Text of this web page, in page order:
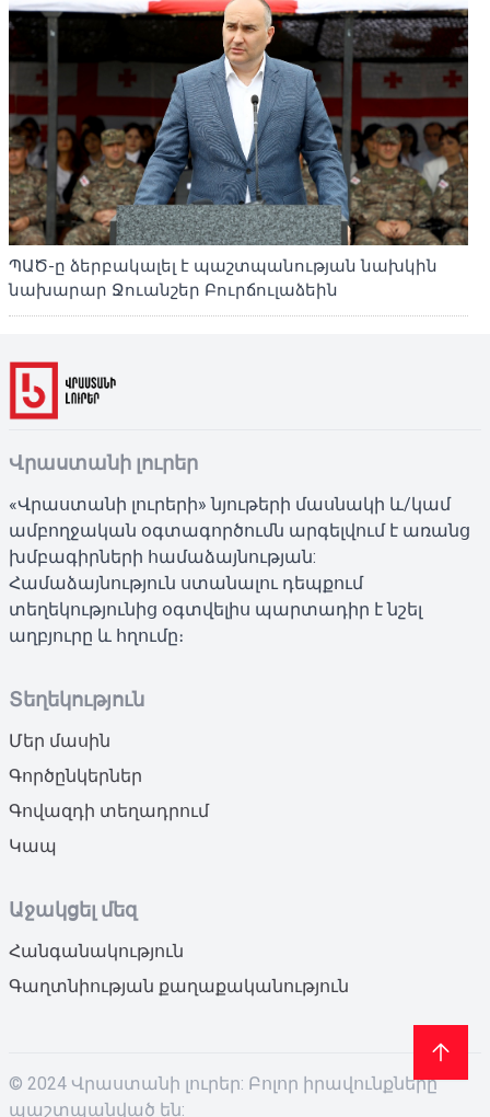
ՊԱԾ-ը ձերբակալել է պաշտպանության նախկին
նախարար Ջուանշեր Բուրճուլաձեին
Վրաստանի լուրեր
«Վրաստանի լուրերի» նյութերի մասնակի և/կամ
ամբողջական օգտագործումն արգելվում է առանց
խմբագիրների համաձայնության:
Համաձայնություն ստանալու դեպքում
տեղեկությունից օգտվելիս պարտադիր է նշել
աղբյուրը և հղումը։
Տեղեկություն
Մեր մասին
Գործընկերներ
Գովազդի տեղադրում
Կապ
Աջակցել մեզ
Հանգանակություն
Գաղտնիության քաղաքականություն
© 2024 Վրաստանի լուրեր: Բոլոր իրավունքները
պաշտպանված են: